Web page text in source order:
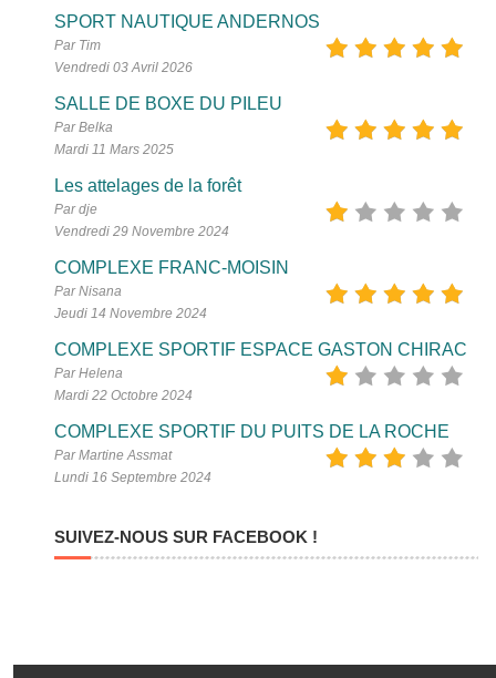
SPORT NAUTIQUE ANDERNOS
Par Tim
Vendredi 03 Avril 2026
SALLE DE BOXE DU PILEU
Par Belka
Mardi 11 Mars 2025
Les attelages de la forêt
Par dje
Vendredi 29 Novembre 2024
COMPLEXE FRANC-MOISIN
Par Nisana
Jeudi 14 Novembre 2024
COMPLEXE SPORTIF ESPACE GASTON CHIRAC
Par Helena
Mardi 22 Octobre 2024
COMPLEXE SPORTIF DU PUITS DE LA ROCHE
Par Martine Assmat
Lundi 16 Septembre 2024
SUIVEZ-NOUS SUR FACEBOOK !